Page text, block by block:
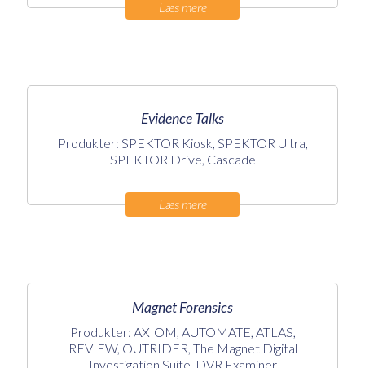
Læs mere
Evidence Talks
Produkter: SPEKTOR Kiosk, SPEKTOR Ultra,
SPEKTOR Drive, Cascade
Læs mere
Magnet Forensics
Produkter: AXIOM, AUTOMATE, ATLAS,
REVIEW, OUTRIDER, The Magnet Digital
Investigation Suite, DVR Examiner